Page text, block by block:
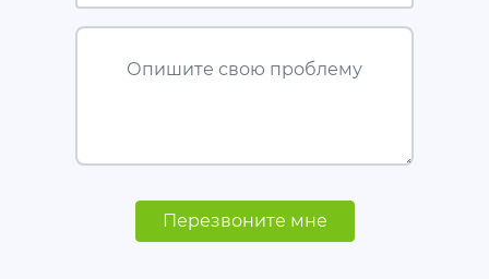
Опишите свою проблему
Перезвоните мне